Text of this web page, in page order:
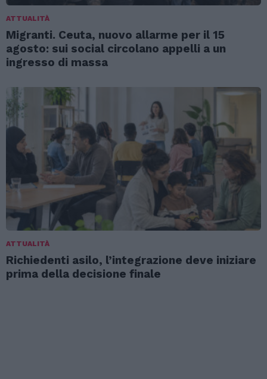
ATTUALITÀ
Migranti. Ceuta, nuovo allarme per il 15
agosto: sui social circolano appelli a un
ingresso di massa
ATTUALITÀ
Richiedenti asilo, l’integrazione deve iniziare
prima della decisione finale